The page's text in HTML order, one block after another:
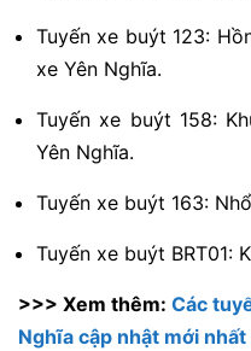
Tuyến xe buýt 123:
xe Yên Nghĩa.
Tuyến xe buýt 158:
Yên Nghĩa.
Tuyến xe buýt 163:
Tuyến xe buýt BRT01:
>>> Xem thêm: Các
Nghĩa cập nhật mới nhất